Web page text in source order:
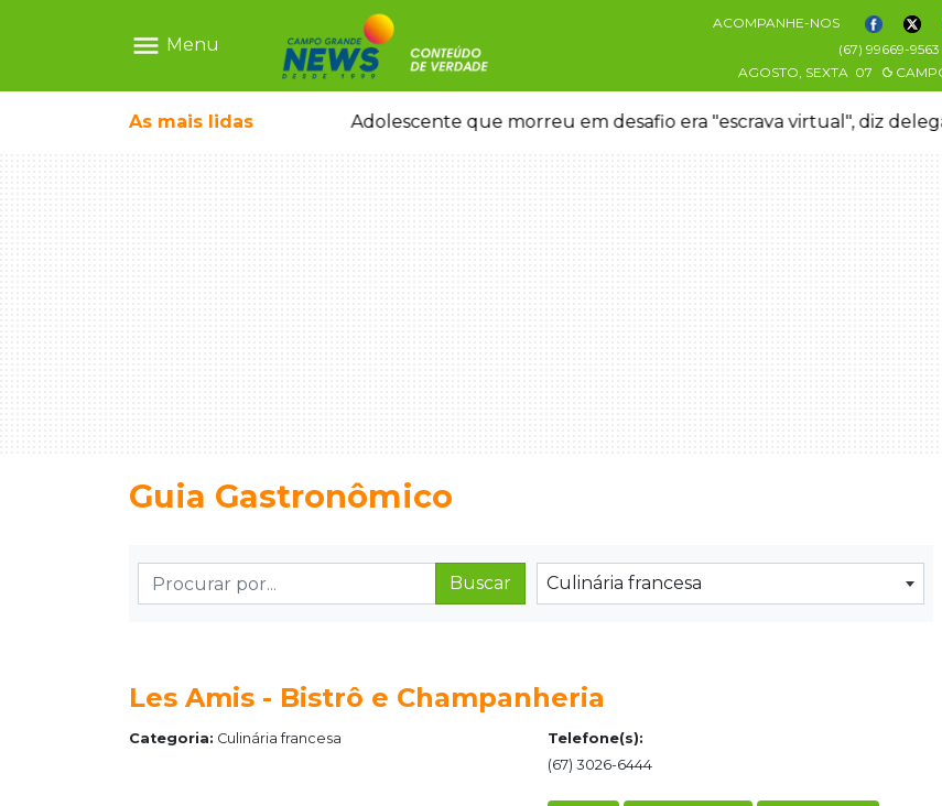
menu Menu
ACOMPANHE-NOS
(67) 99669-9563
AGOSTO, SEXTA 07
As mais lidas
em caminhão estacionado Adolescente que morreu em desafio era "escrava virtual", diz
Guia Gastronômico
Buscar Culinária francesa
Les Amis - Bistrô e Champanheria
Categoria: Culinária francesa
Telefone(s):
(67) 3026-6444